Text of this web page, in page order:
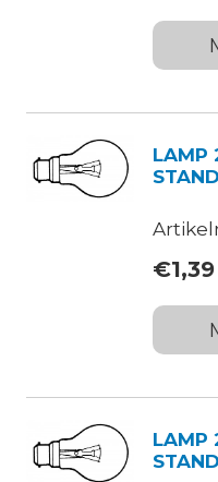
LAMP
€1,39
LAMP